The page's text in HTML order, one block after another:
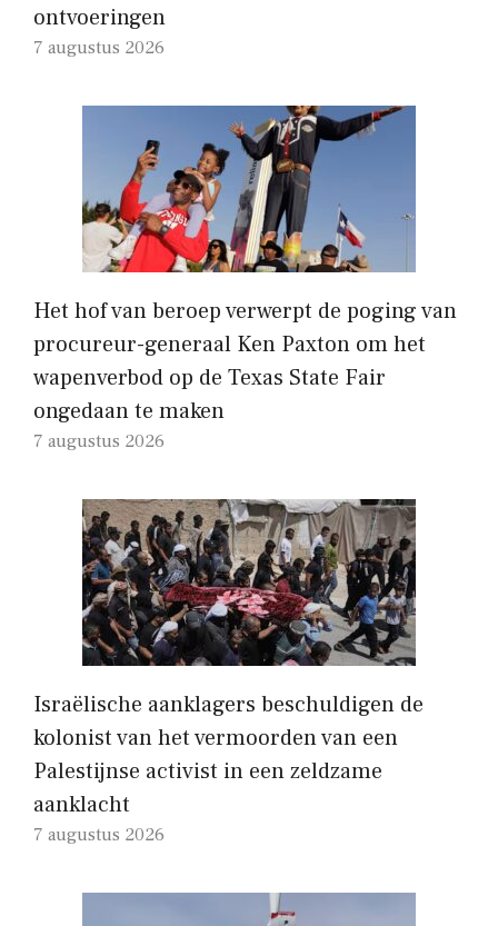
ontvoeringen
7 augustus 2026
Het hof van beroep verwerpt de poging van
procureur-generaal Ken Paxton om het
wapenverbod op de Texas State Fair
ongedaan te maken
7 augustus 2026
Israëlische aanklagers beschuldigen de
kolonist van het vermoorden van een
Palestijnse activist in een zeldzame
aanklacht
7 augustus 2026